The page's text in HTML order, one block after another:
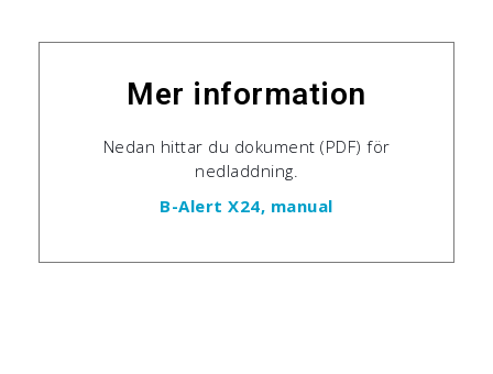
Mer information
Nedan hittar du dokument (PDF) för
nedladdning.
B-Alert X24, manual